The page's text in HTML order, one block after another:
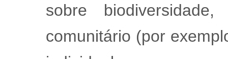
sobre
comunitário (por